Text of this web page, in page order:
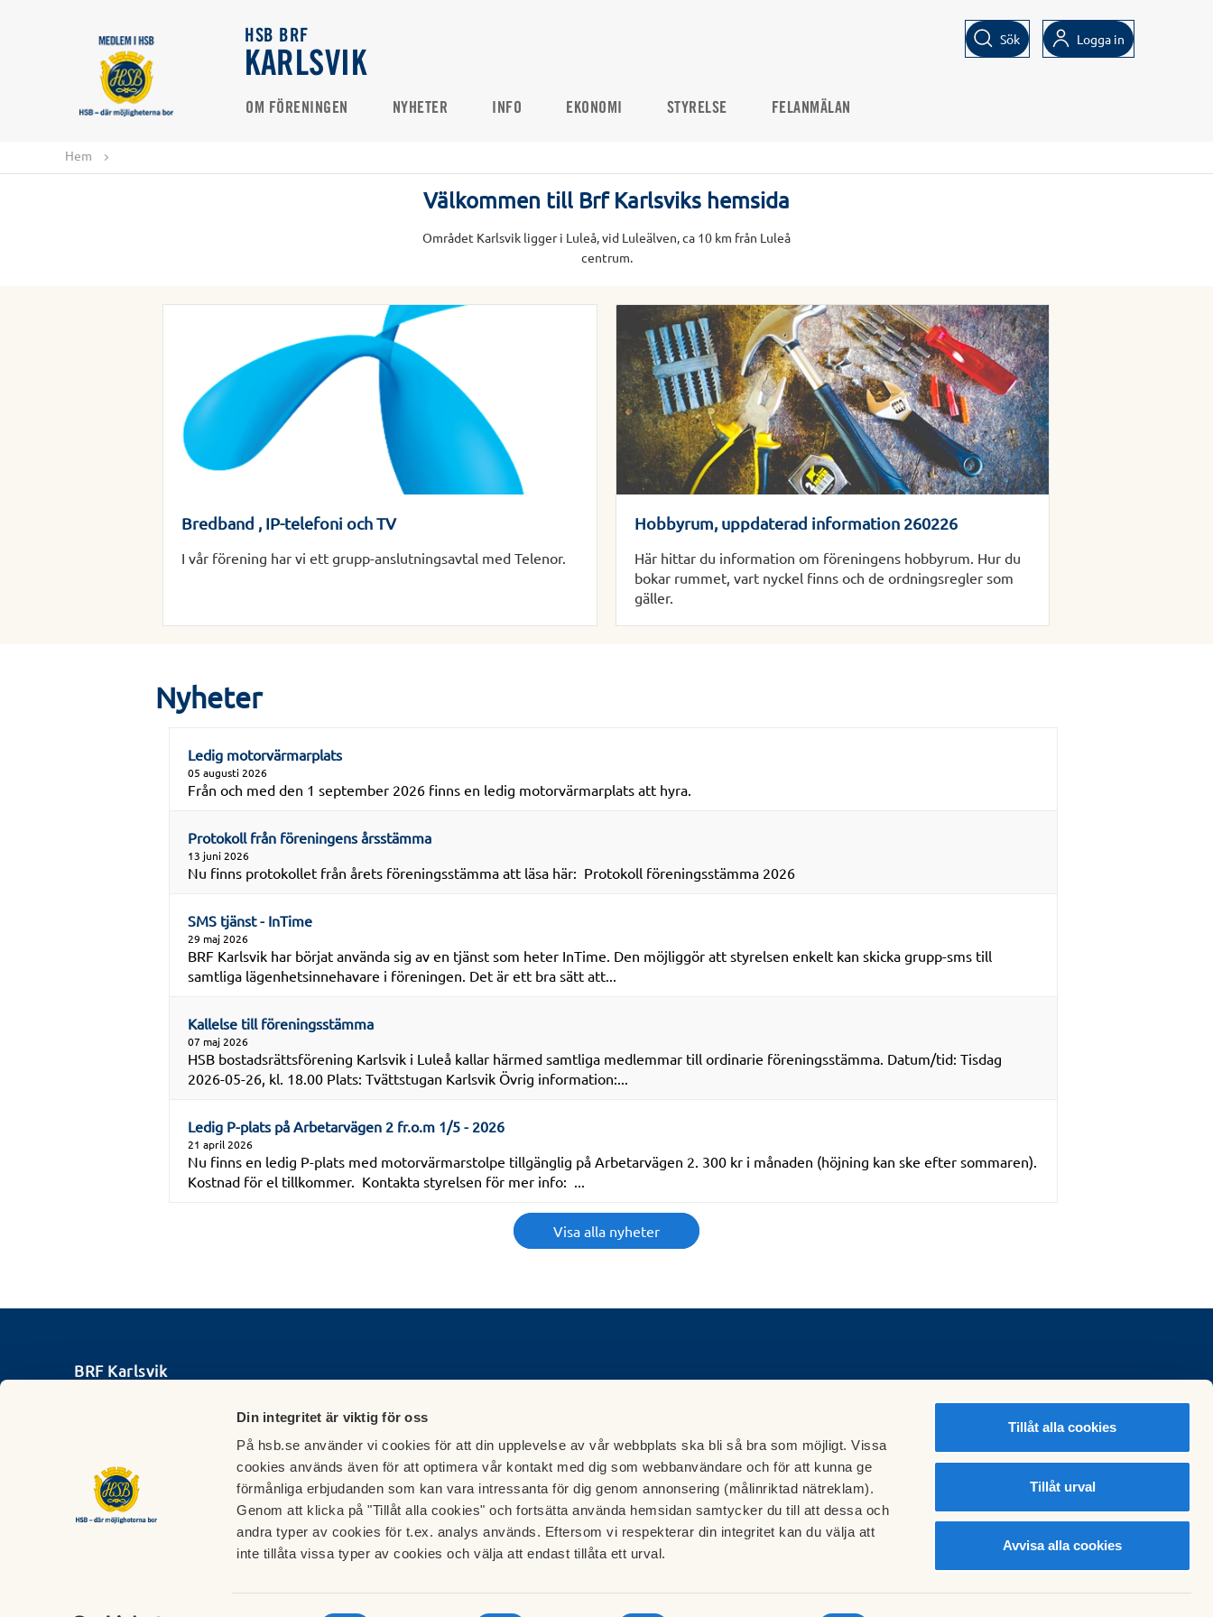
Din integritet är viktig för oss
På hsb.se använder vi cookies för att din upplevelse av vår webbplats ska bli så bra som möjligt. Vissa
cookies används även för att optimera vår kontakt med dig som webbanvändare och för att kunna ge
förmånliga erbjudanden som kan vara intressanta för dig genom annonsering (målinriktad nätreklam).
Genom att klicka på "Tillåt alla cookies" och fortsätta använda hemsidan samtycker du till att dessa och
andra typer av cookies för t.ex. analys används. Eftersom vi respekterar din integritet kan du välja att
inte tillåta vissa typer av cookies och välja att endast tillåta ett urval.
Tillåt alla cookies
Tillåt urval
Avvisa alla cookies
HSB BRF
KARLSVIK
Sök Logga in
OM FÖRENINGEN NYHETER INFO EKONOMI STYRELSE FELANMÄLAN
Hem
Välkommen till Brf Karlsviks hemsida
Området Karlsvik ligger i Luleå, vid Luleälven, ca 10 km från Luleå
centrum.
Bredband , IP-telefoni och TV
I vår förening har vi ett grupp-anslutningsavtal med Telenor.
Hobbyrum, uppdaterad information 260226
Här hittar du information om föreningens hobbyrum. Hur du
bokar rummet, vart nyckel finns och de ordningsregler som
gäller.
Nyheter
Ledig motorvärmarplats
05 augusti 2026
Från och med den 1 september 2026 finns en ledig motorvärmarplats att hyra.
Protokoll från föreningens årsstämma
13 juni 2026
Nu finns protokollet från årets föreningsstämma att läsa här: Protokoll föreningsstämma 2026
SMS tjänst - InTime
29 maj 2026
BRF Karlsvik har börjat använda sig av en tjänst som heter InTime. Den möjliggör att styrelsen enkelt kan skicka grupp-sms till
samtliga lägenhetsinnehavare i föreningen. Det är ett bra sätt att...
Kallelse till föreningsstämma
07 maj 2026
HSB bostadsrättsförening Karlsvik i Luleå kallar härmed samtliga medlemmar till ordinarie föreningsstämma. Datum/tid: Tisdag
2026-05-26, kl. 18.00 Plats: Tvättstugan Karlsvik Övrig information:...
Ledig P-plats på Arbetarvägen 2 fr.o.m 1/5 - 2026
21 april 2026
Nu finns en ledig P-plats med motorvärmarstolpe tillgänglig på Arbetarvägen 2. 300 kr i månaden (höjning kan ske efter sommaren).
Kostnad för el tillkommer. Kontakta styrelsen för mer info: ...
Visa alla nyheter
BRF Karlsvik
Styrelsen:
styrelsen@brfkarlsvik.se
Ordförande:
Cookieinställningar
Redigera hemsida